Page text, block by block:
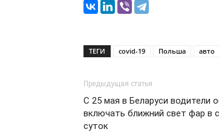
ТЕГИ covid-19 Польша авто
Предыдущая статья
С 25 мая в Беларуси водители
включать ближний свет фар в
суток